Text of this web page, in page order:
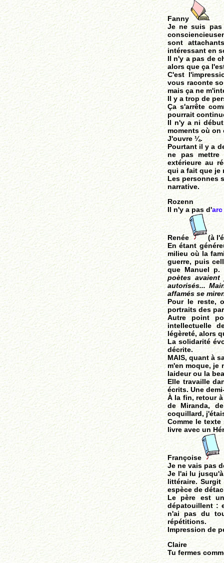
Fanny
Je ne suis
sont
intéressant en
Il n'y a pas de
alors que ça
C'est
vous raconte
mais ça ne
Il y a trop de
Ça s'arrête
pourrait
Il n'y a ni
moments où on
J'ouvre ¼.
Pourtant il y a
ne pas
extérieure au
qui a fait que je
Les personnes
narrative.
Rozenn
Il n'y a pas d'
Renée
(à
En étant
milieu où la
guerre, puis
que Manuel
poètes
autorisés...
affamés se
Pour le reste,
portraits des
Autre point
intellectuelle
légèreté, alors
La solidarité
décrite.
MAIS, quant à
m'en moque, je
laideur ou la
Elle travaille
écrits. Une
À la fin, retour
de Miranda,
coquillard,
Comme le
livre avec un
Françoise
Je ne vais pas
Je l'ai lu
littéraire. Surgit
espèce de
Le père est
dépatouillent :
n'ai pas du
répétitions.
Impression de
Claire
Tu fermes